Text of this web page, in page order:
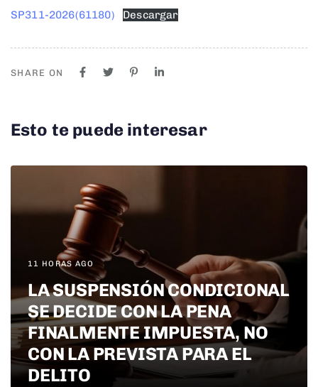
SP311-2026(61180) Descargar
SHARE ON
Esto te puede interesar
11 HORAS AGO
LA SUSPENSIÓN CONDICIONAL
SE DECIDE CON LA PENA
FINALMENTE IMPUESTA, NO
CON LA PREVISTA PARA EL
DELITO